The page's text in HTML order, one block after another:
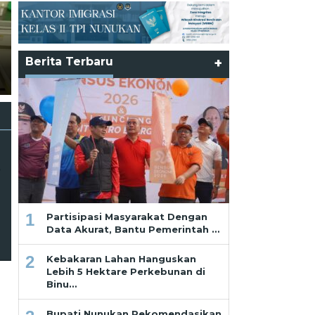
Ramadhan dan Pekikan dari
Saf Paling Belakang
Partisipasi Masyarakat
Dengan Data Akurat,
Pemerintah Hadirkan
Masyarakat dan Pelaku
Usaha
Berita Terbaru +
1
Partisipasi Masyarakat Dengan
Data Akurat, Bantu Pemerintah …
2
Kebakaran Lahan Hanguskan
Lebih 5 Hektare Perkebunan di
Binu…